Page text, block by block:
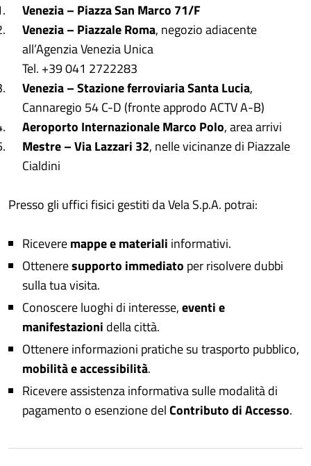
Venezia – Piazza San Marco 71/F
Venezia – Piazzale Roma, negozio adiacente
all’Agenzia Venezia Unica
Tel. +39 041 2722283
Venezia – Stazione ferroviaria Santa Lucia,
Cannaregio 54 C-D (fronte approdo ACTV A-B)
Aeroporto Internazionale Marco Polo, area arrivi
Mestre – Via Lazzari 32, nelle vicinanze di Piazzale
Cialdini
Presso gli uffici fisici gestiti da Vela S.p.A. potrai:
Riceveremappe e materiali informativi.
Otteneresupporto immediato per risolvere dubbi
sulla tua visita.
Conoscere luoghi di interesse,eventi e
manifestazioni della città.
Ottenere informazioni pratiche su trasporto pubblico,
mobilità e accessibilità.
Ricevere assistenza informativa sulle modalità di
pagamento o esenzione delContributo di Accesso.